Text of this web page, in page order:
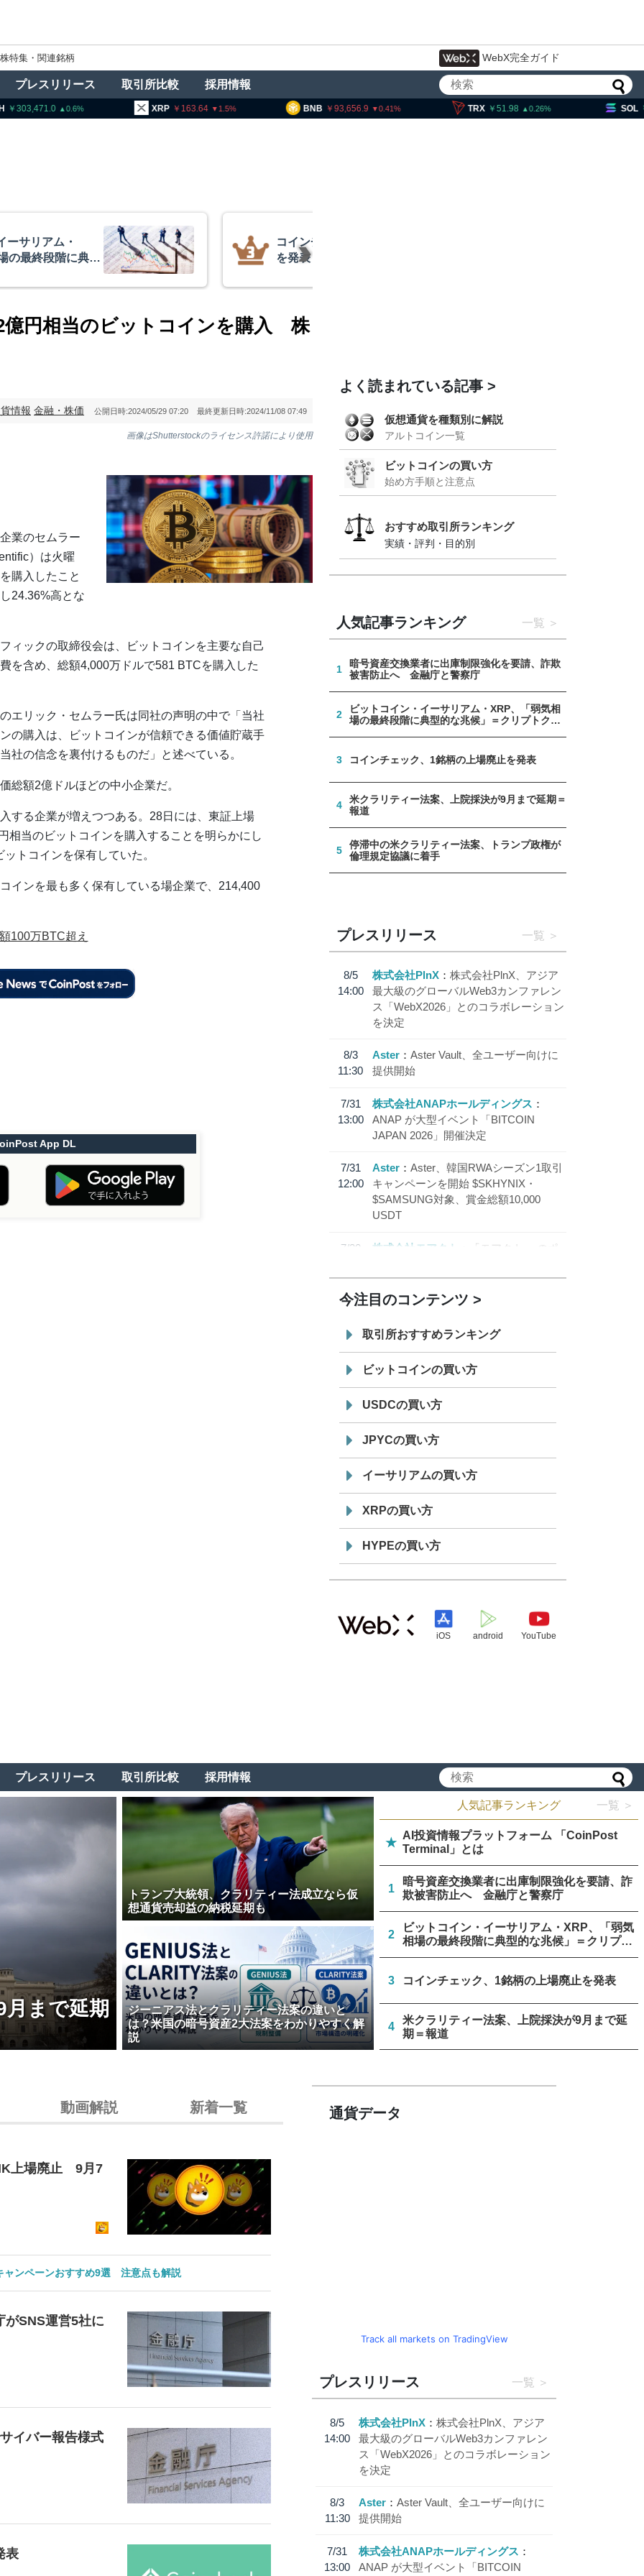
株特集・関連銘柄 WebX完全ガイド
プレスリリース 取引所比較 採用情報
0.6 XRP 163.64 1.5 BNB 93,656.9 0.41 TRX 51.98 0.26 SOL
ーサリアム・
の最終段階に典型
コインチェック、1銘柄の上場廃止
を発表
億円相当のビットコインを購入 株
情報 金融・株価 公開日時:2024/05/29 07:20 最終更新日時:2024/11/08 07:49
画像はShutterstockのライセンス許諾により使用
業のセムラー
）は火曜
を購入したこと
24.36%高とな
ィックの取締役会は、ビットコインを主要な自己
を含め、総額4,000万ドルで581 BTCを購入した
エリック・セムラー氏は同社の声明の中で「当社
の購入は、ビットコインが信頼できる価値貯蔵手
社の信念を裏付けるものだ」と述べている。
総額2億ドルほどの中小企業だ。
する企業が増えつつある。28日には、東証上場
相当のビットコインを購入することを明らかにし
トコインを保有していた。
インを最も多く保有している場企業で、214,400
100万BTC超え
App DL
よく読まれている記事
仮想通貨を種類別に解説
アルトコイン一覧
ビットコインの買い方
始め方手順と注意点
おすすめ取引所ランキング
実績・評判・目的別
人気記事ランキング 一覧
1
暗号資産交換業者に出庫制限強化を要請、詐欺
被害防止へ 金融庁と警察庁
2
ビットコイン・イーサリアム・XRP、「弱気相
場の最終段階に典型的な兆候」＝クリプトクア
3 コインチェック、1銘柄の上場廃止を発表
4
米クラリティー法案、上院採決が9月まで延期＝
報道
5
停滞中の米クラリティー法案、トランプ政権が
倫理規定協議に着手
プレスリリース 一覧
8/5
14:00
株式会社PlnX
株式会社PlnX、アジア
最大級のグローバルWeb3カンファレン
ス「WebX2026」とのコラボレーション
を決定
8/3
11:30
Aster
Aster Vault、全ユーザー向けに
提供開始
7/31
13:00
株式会社ANAPホールディングス
ANAP が大型イベント「BITCOIN
JAPAN 2026」開催決定
7/31
12:00
Aster
Aster、韓国RWAシーズン1取引
キャンペーンを開始 $SKHYNIX・
$SAMSUNG対象、賞金総額10,000
USDT
7/30
株式会社モアクト
「モアクト」 のポ
「 JPYC」を追加
19:30
てステーブルコイン「JPYSC」徹底解
説セミナーを開催
今注目のコンテンツ
取引所おすすめランキング
ビットコインの買い方
USDCの買い方
JPYCの買い方
イーサリアムの買い方
XRPの買い方
HYPEの買い方
iOS android YouTube
プレスリリース 取引所比較 採用情報
まで延期
トランプ大統領、クラリティー法成立なら仮
想通貨売却益の納税延期も
ジーニアス法とクラリティー法案の違いと
は？米国の暗号資産2大法案をわかりやすく解
説
人気記事ランキング 一覧 ＞
★
AI投資情報プラットフォーム 「CoinPost
Terminal」とは
1
暗号資産交換業者に出庫制限強化を要請、詐
欺被害防止へ 金融庁と警察庁
2
ビットコイン・イーサリアム・XRP、「弱気
相場の最終段階に典型的な兆候」＝クリプト
クアント
3 コインチェック、1銘柄の上場廃止を発表
4
米クラリティー法案、上院採決が9月まで延
期＝報道
動画解説 新着一覧
上場廃止 9月7
ャンペーンおすすめ9選 注意点も解説
がSNS運営5社に
イバー報告様式
表
通貨データ
Track all markets on TradingView
プレスリリース 一覧
8/5
14:00
株式会社PlnX
株式会社PlnX、アジア
最大級のグローバルWeb3カンファレン
ス「WebX2026」とのコラボレーション
を決定
8/3
11:30
Aster
Aster Vault、全ユーザー向けに
提供開始
7/31
13:00
株式会社ANAPホールディングス
ANAP が大型イベント「BITCOIN